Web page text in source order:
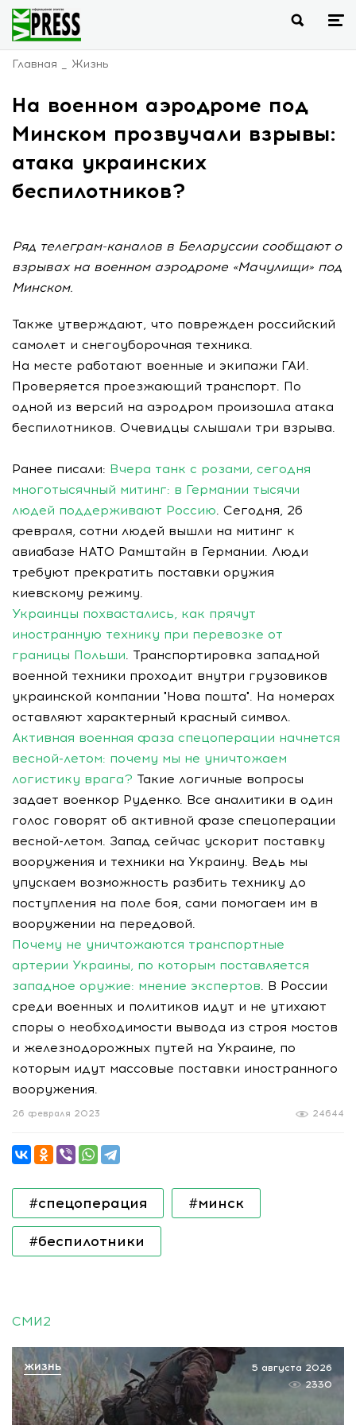
Главная Жизнь
На военном аэродроме под
Минском прозвучали взрывы:
атака украинских
беспилотников?
Ряд телеграм-каналов в Беларуссии сообщают о
взрывах на военном аэродроме «Мачулищи» под
Минском.
Также утверждают, что поврежден российский
самолет и снегоуборочная техника.
На месте работают военные и экипажи ГАИ.
Проверяется проезжающий транспорт. По
одной из версий на аэродром произошла атака
беспилотников. Очевидцы слышали три взрыва.
Ранее писали: Вчера танк с розами, сегодня
многотысячный митинг: в Германии тысячи
людей поддерживают Россию. Сегодня, 26
февраля, сотни людей вышли на митинг к
авиабазе НАТО Рамштайн в Германии. Люди
требуют прекратить поставки оружия
киевскому режиму.
Украинцы похвастались, как прячут
иностранную технику при перевозке от
границы Польши. Транспортировка западной
военной техники проходит внутри грузовиков
украинской компании "Нова пошта". На номерах
оставляют характерный красный символ.
Активная военная фаза спецоперации начнется
весной-летом: почему мы не уничтожаем
логистику врага? Такие логичные вопросы
задает военкор Руденко. Все аналитики в один
голос говорят об активной фазе спецоперации
весной-летом. Запад сейчас ускорит поставку
вооружения и техники на Украину. Ведь мы
упускаем возможность разбить технику до
поступления на поле боя, сами помогаем им в
вооружении на передовой.
Почему не уничтожаются транспортные
артерии Украины, по которым поставляется
западное оружие: мнение экспертов. В России
среди военных и политиков идут и не утихают
споры о необходимости вывода из строя мостов
и железнодорожных путей на Украине, по
которым идут массовые поставки иностранного
вооружения.
24644
26 февраля 2023
#спецоперация #минск
#беспилотники
СМИ2
5 августа 2026
2330
ЖИЗНЬ